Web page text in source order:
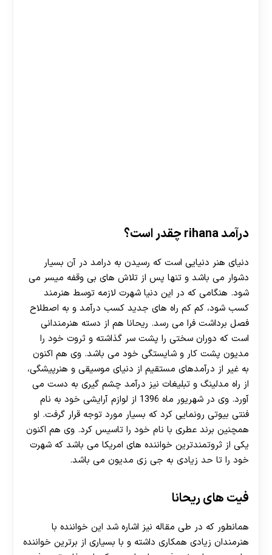
30 تا 50 درصد شارژ هدیه بیشتر فقط با ثبت نام در
درآمد rihana چقدر است؟
دنیای هنر دنیایی است که رسیدن به درامد در آن بسیار
دشوار می باشد و تنها پس از تلاش های بی وقفه میسر می
شود. هنگامی که در این دنیا شهرت لازمه توسط هنرمند
کسب شود، کم کم راه های جدید کسب درآمد و به اصطلاح
فصل برداشت فرا می رسد. ریحانا هم از دسته هنرمندانی
است که دوران سختی را پشت سر گذاشته و ثروت خود را
مدیون پشت کار و شایستگی خود می باشد. وی هم اکنون
به غیر از درآمدهای مستقیم از دنیای موسیقی و هنرپیشگی،
از راه مدلینگ و تبلیغات نیز درآمد چشم گیری به دست می
آورد. وی در شهریور ماه 1396 از لوازم آرایشی خود به نام
فنتی بیوتی رونمایی کرد که بسیار مورد توجه قرار گرفت. او
همچنین برند عطری با نام خود را تاسیس کرد. وی هم اکنون
یکی از ثروتمندترین خواننده های امریکا می باشد که شهرت
خود را تا حد زیادی به جی زی مدیون می باشد.
فیت های ریحانا
همانطور که در طی مقاله نیز اشاره شد این خواننده با
هنرمندان زیادی همکاری داشته و با بسیاری از برترین خواننده